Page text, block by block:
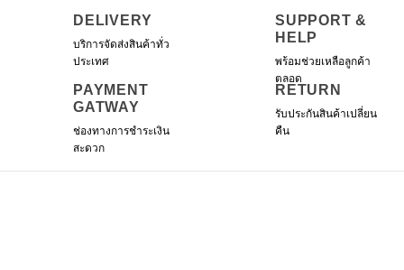
DELIVERY
บริการจัดส่งสินค้าทั่ว
ประเทศ
SUPPORT &
HELP
พร้อมช่วยเหลือลูกค้า
ตลอด
PAYMENT
GATWAY
ช่องทางการชำระเงิน
สะดวก
RETURN
รับประกันสินค้าเปลี่ยน
คืน